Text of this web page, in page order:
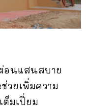
อนแสนสบาย
วยเพิ่มความ
มเปี่ยม